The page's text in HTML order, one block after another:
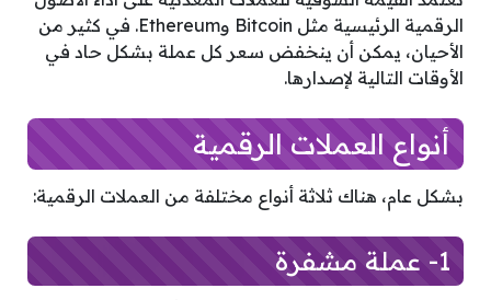
الرقمية الرئيسية مثل Bitcoin وEthereum. في كثير من
الأحيان، يمكن أن ينخفض ​​سعر كل عملة بشكل حاد في
الأوقات التالية لإصدارها.
أنواع العملات الرقمية
بشكل عام، هناك ثلاثة أنواع مختلفة من العملات الرقمية:
1- عملة مشفرة